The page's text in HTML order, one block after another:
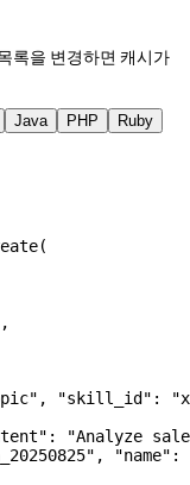
록을 변경하면 캐시가
Java PHP Ruby
,
, "skill_id" :
:
"Analyze
, "name" :